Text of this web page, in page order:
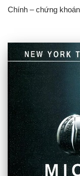
Chính – chứng